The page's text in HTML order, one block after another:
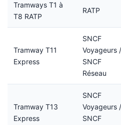
Tramways T1 à
T8 RATP
RATP
Tramway T11
Express
SNCF
Voyageurs /
SNCF
Réseau
Tramway T13
Express
SNCF
Voyageurs /
SNCF